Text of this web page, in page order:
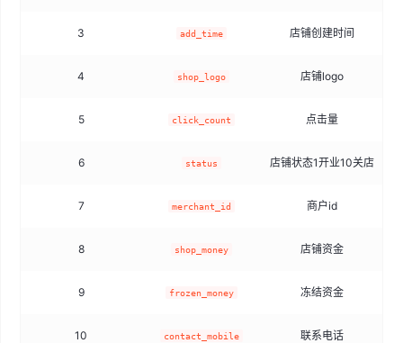
3 add_time 店铺创建时间
4 shop_logo 店铺logo
5 click_count 点击量
6 status 店铺状态1开业10关店
7 merchant_id 商户id
8 shop_money 店铺资金
9 frozen_money 冻结资金
10 contact_mobile 联系电话